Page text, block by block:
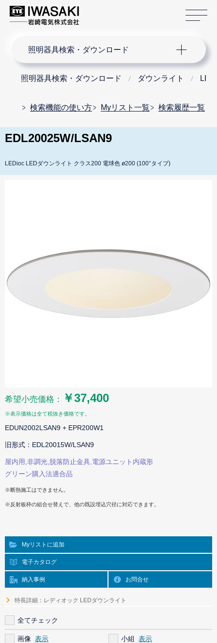
照明器具検索・ダウンロード
照明器具検索・ダウンロード ダウンライト
検索機能の使い方 Myリスト一覧 検索履歴一覧
EDL20025W/LSAN9
LEDioc LEDダウンライト クラス200 電球色 ø200 (100°タイプ)
希望小売価格： ￥37,400
※表示価格は全て税抜き価格です。
EDUN2002LSAN9 + EPR200W1
旧形式：EDL20015W/LSAN9
屋内用,非調光,脱落防止金具,電源ユニット内蔵形
グリーン購入法適合品
※断熱施工はできません。
※反射板枠の組合せ替えで、他の既設埋込穴径に対応できます。
Myリストに追加
電子カタログ
納入事例 お問合せ
特長詳細：レディオック LEDダウンライト
全てチェック
画像 小組